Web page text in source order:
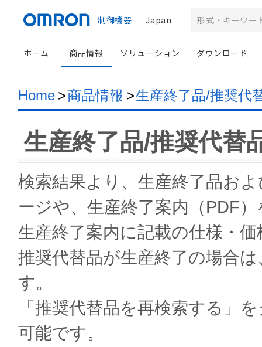
制御機器 Japan
ホーム 商品情報 ソリューション ダウンロード
Home >商品情報 >生産終了品/推奨代
生産終了品/推奨代替
検索結果より、生産終了品お
ージや、生産終了案内（PDF
生産終了案内に記載の仕様・
推奨代替品が生産終了の場合
す。
「推奨代替品を再検索する」
可能です。